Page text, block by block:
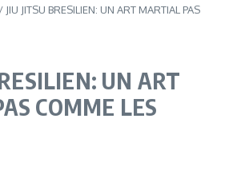
/ JIU JITSU BRESILIEN: UN ART MARTIAL PAS
UN ART
COMME LES